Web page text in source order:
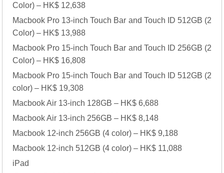
Color) – HK$ 12,638
Macbook Pro 13-inch Touch Bar and Touch ID 512GB (2
Color) – HK$ 13,988
Macbook Pro 15-inch Touch Bar and Touch ID 256GB (2
Color) – HK$ 16,808
Macbook Pro 15-inch Touch Bar and Touch ID 512GB (2
color) – HK$ 19,308
Macbook Air 13-inch 128GB – HK$ 6,688
Macbook Air 13-inch 256GB – HK$ 8,148
Macbook 12-inch 256GB (4 color) – HK$ 9,188
Macbook 12-inch 512GB (4 color) – HK$ 11,088
iPad